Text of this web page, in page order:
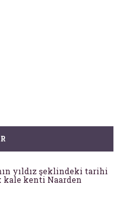
yıldız şeklindeki tarihi
kenti Naarden